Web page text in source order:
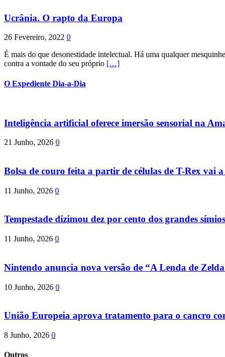
Ucrânia. O rapto da Europa
26 Fevereiro, 2022 0
É mais do que desonestidade intelectual. Há uma qualquer
contra a vontade do seu próprio […]
O Expediente Dia-a-Dia
Inteligência artificial oferece imersão sensorial na
21 Junho, 2026 0
Bolsa de couro feita a partir de células de T-Rex vai
11 Junho, 2026 0
Tempestade dizimou dez por cento dos grandes
11 Junho, 2026 0
Nintendo anuncia nova versão de “A Lenda de
10 Junho, 2026 0
União Europeia aprova tratamento para o cancro
8 Junho, 2026 0
Outros